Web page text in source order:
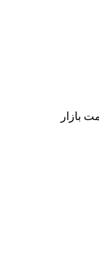
بازار